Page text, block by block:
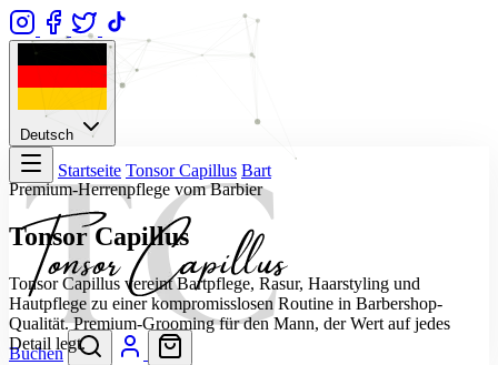
Deutsch
Startseite Tonsor Capillus Bart
Buchen
Premium-Herrenpflege vom Barbier
Tonsor Capillus
Tonsor Capillus vereint Bartpflege, Rasur, Haarstyling und
Hautpflege zu einer kompromisslosen Routine in Barbershop-
Qualität. Premium-Grooming für den Mann, der Wert auf jedes
Detail legt.